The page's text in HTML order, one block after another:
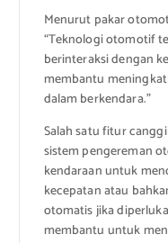
Menurut pakar
“Teknologi otomotif
berinteraksi dengan
membantu
dalam berkendara.”
Salah satu fitur
sistem pengereman
kendaraan untuk
kecepatan atau
otomatis jika
membantu untuk